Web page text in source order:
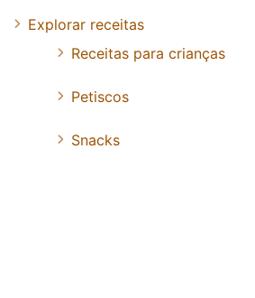
Explorar receitas
Receitas para crianças
Petiscos
Snacks